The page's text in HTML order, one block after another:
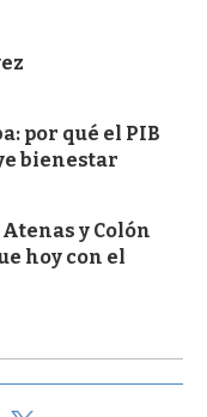
por qué el PIB
bienestar
y Colón
hoy con el